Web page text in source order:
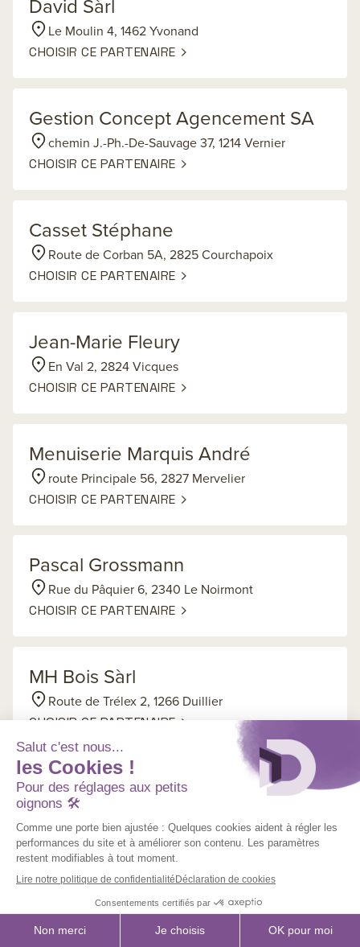
David Sàrl
Le Moulin 4, 1462 Yvonand
CHOISIR CE PARTENAIRE
Gestion Concept Agencement SA
chemin J.-Ph.-De-Sauvage 37, 1214 Vernier
CHOISIR CE PARTENAIRE
Casset Stéphane
Route de Corban 5A, 2825 Courchapoix
CHOISIR CE PARTENAIRE
Jean-Marie Fleury
En Val 2, 2824 Vicques
CHOISIR CE PARTENAIRE
Menuiserie Marquis André
route Principale 56, 2827 Mervelier
CHOISIR CE PARTENAIRE
Pascal Grossmann
Rue du Pâquier 6, 2340 Le Noirmont
CHOISIR CE PARTENAIRE
MH Bois Sàrl
Route de Trélex 2, 1266 Duillier
CHOISIR CE PARTENAIRE
Alfred Stucki S.A.
rue du Droit 3, 2605 Sonceboz-Sombeval
CHOISIR CE PARTENAIRE
Charpente Menuiserie Rénovation
Pierre Bühler SA